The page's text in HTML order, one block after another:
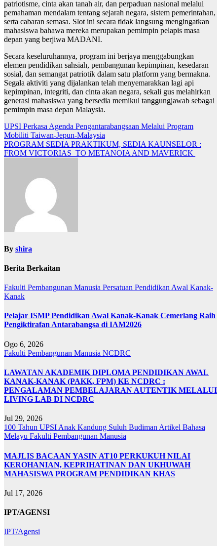
patriotisme, cinta akan tanah air, dan perpaduan nasional melalui
pemahaman mendalam tentang sejarah negara, sistem pemerintahan,
serta cabaran semasa. Slot ini secara tidak langsung mengingatkan
mahasiswa bahawa mereka merupakan pemimpin pelapis masa
depan yang berjiwa MADANI.
Secara keseluruhannya, program ini berjaya menggabungkan
elemen pendidikan sahsiah, pembangunan kepimpinan, kesedaran
sosial, dan semangat patriotik dalam satu platform yang bermakna.
Segala aktiviti yang dijalankan telah menyemarakkan lagi api
kepimpinan, integriti, dan cinta akan negara, sekali gus melahirkan
generasi mahasiswa yang bersedia memikul tanggungjawab sebagai
pemimpin masa depan Malaysia.
Navigasi
kiriman
UPSI Perkasa Agenda Pengantarabangsaan Melalui Program
Mobiliti Taiwan-Jepun-Malaysia
PROGRAM SEDIA PRAKTIKUM, SEDIA KAUNSELOR :
FROM VICTORIAS TO METANOIA AND MAVERICK
By shira
Berita Berkaitan
Fakulti Pembangunan Manusia Persatuan Pendidikan Awal Kanak-
Kanak
Pelajar ISMP Pendidikan Awal Kanak-Kanak Cemerlang Raih
Pengiktirafan Antarabangsa di IAM2026
Ogo 6, 2026
Fakulti Pembangunan Manusia NCDRC
LAWATAN AKADEMIK DIPLOMA PENDIDIKAN AWAL
KANAK-KANAK (PAKK, FPM) KE NCDRC :
PENGALAMAN PEMBELAJARAN AUTENTIK MELALUI
LIVING LAB DI NCDRC
Jul 29, 2026
100 Tahun UPSI Anak Kandung Suluh Budiman Artikel Bahasa
Melayu Fakulti Pembangunan Manusia
MAJLIS BACAAN YASIN AT10 PERKUKUH NILAI
KEROHANIAN, KEPRIHATINAN DAN UKHUWAH
MAHASISWA PROGRAM PENDIDIKAN KHAS
Jul 17, 2026
IPT/AGENSI
IPT/Agensi